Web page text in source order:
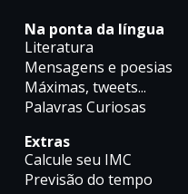
Na ponta da língua
Literatura
Mensagens e poesias
Máximas, tweets...
Palavras Curiosas
Extras
Calcule seu IMC
Previsão do tempo